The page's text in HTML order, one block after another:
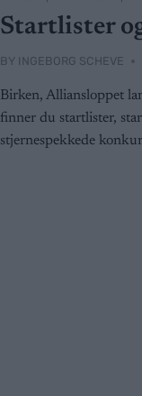
Startlister
BY INGEBORG SCHEVE
Birken, Alliansloppet
finner du startlister,
stjernespekkede